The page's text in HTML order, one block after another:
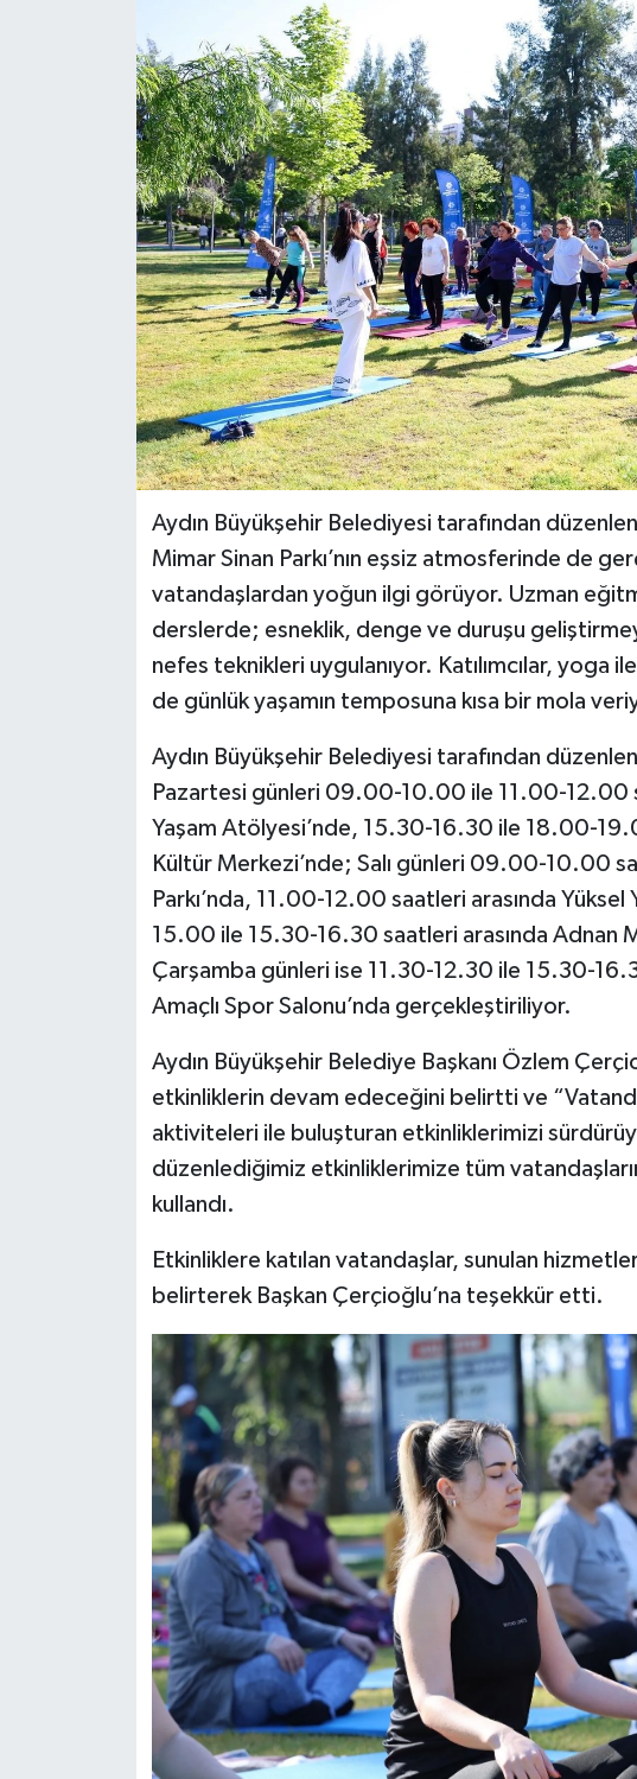
Aydın Büyükşehir Belediyesi tarafından
Mimar Sinan Parkı’nın eşsiz atmosferinde de
vatandaşlardan yoğun ilgi görüyor. Uzman
derslerde; esneklik, denge ve duruşu
nefes teknikleri uygulanıyor. Katılımcılar, yoga
de günlük yaşamın temposuna kısa bir mola
Aydın Büyükşehir Belediyesi tarafından
Pazartesi günleri 09.00-10.00 ile 11.00-12.00
Yaşam Atölyesi’nde, 15.30-16.30 ile 18.00-
Kültür Merkezi’nde; Salı günleri 09.00-10.00
Parkı’nda, 11.00-12.00 saatleri arasında
15.00 ile 15.30-16.30 saatleri arasında Adnan
Çarşamba günleri ise 11.30-12.30 ile 15.30-
Amaçlı Spor Salonu’nda gerçekleştiriliyor.
Aydın Büyükşehir Belediye Başkanı Özlem
etkinliklerin devam edeceğini belirtti ve
aktiviteleri ile buluşturan etkinliklerimizi
düzenlediğimiz etkinliklerimize tüm
kullandı.
Etkinliklere katılan vatandaşlar, sunulan
belirterek Başkan Çerçioğlu’na teşekkür etti.